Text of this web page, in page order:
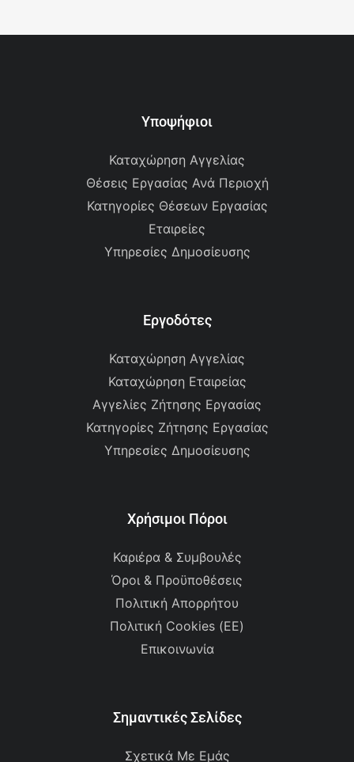
Υποψήφιοι
Καταχώρηση Αγγελίας
Θέσεις Εργασίας Ανά Περιοχή
Κατηγορίες Θέσεων Εργασίας
Εταιρείες
Υπηρεσίες Δημοσίευσης
Εργοδότες
Καταχώρηση Αγγελίας
Καταχώρηση Εταιρείας
Αγγελίες Ζήτησης Εργασίας
Κατηγορίες Ζήτησης Εργασίας
Υπηρεσίες Δημοσίευσης
Χρήσιμοι Πόροι
Καριέρα & Συμβουλές
Όροι & Προϋποθέσεις
Πολιτική Απορρήτου
Πολιτική Cookies (ΕΕ)
Επικοινωνία
Σημαντικές Σελίδες
Σχετικά Με Εμάς